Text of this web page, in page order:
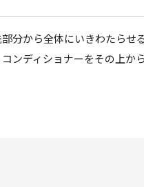
から全体にいきわたらせ
ンディショナーをその上か